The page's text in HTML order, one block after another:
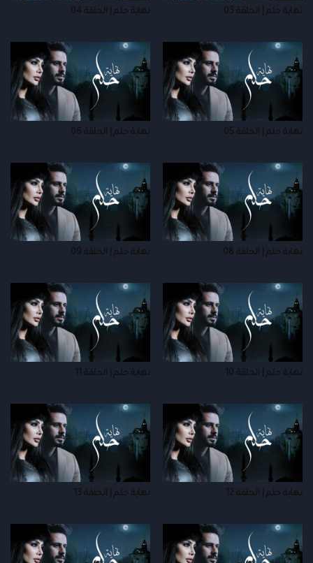
نهاية حلم | الحلقة 03 نهاية حلم | الحلقة 04
نهاية حلم | الحلقة 05 نهاية حلم | الحلقة 06
نهاية حلم | الحلقة 08 نهاية حلم | الحلقة 09
نهاية حلم | الحلقة 10 نهاية حلم | الحلقة 11
نهاية حلم | الحلقة 12 نهاية حلم | الحلقة 13